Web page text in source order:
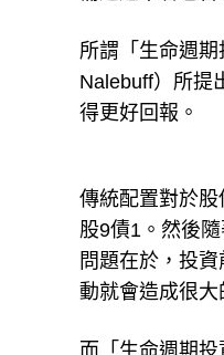
所謂「生命週
Nalebuff）所提
傳統配置對於
股9債1。然後
問題在於，投資